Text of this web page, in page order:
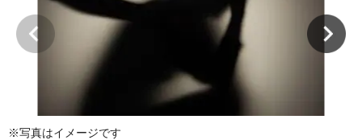
※写真はイメージです